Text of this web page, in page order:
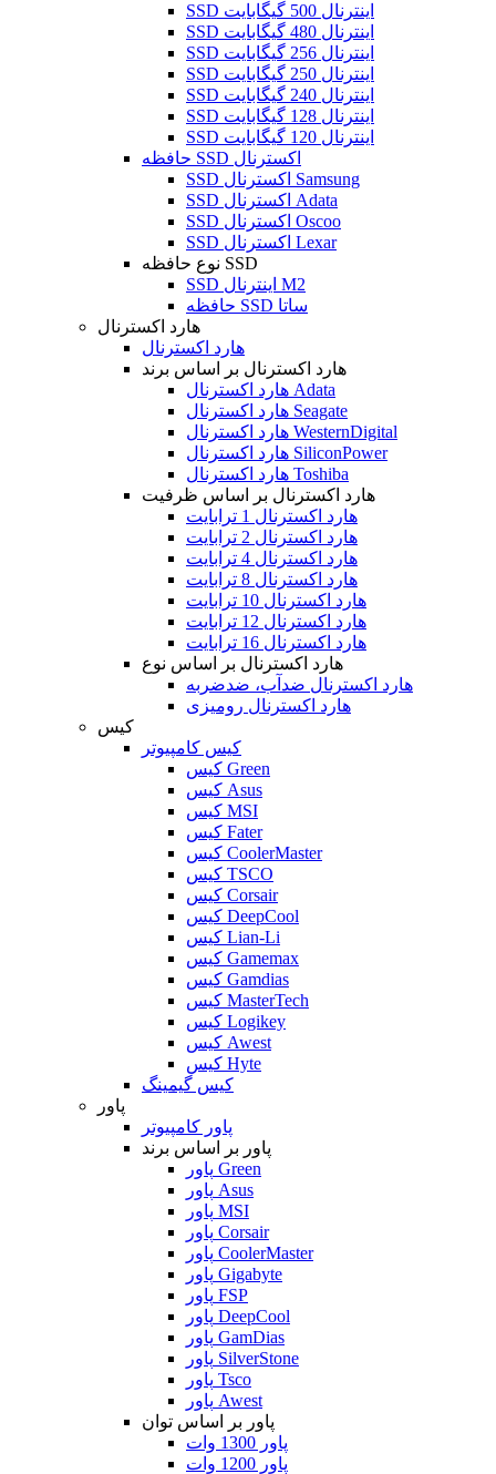
SSD اینترنال 500 گیگابایت
SSD اینترنال 480 گیگابایت
SSD اینترنال 256 گیگابایت
SSD اینترنال 250 گیگابایت
SSD اینترنال 240 گیگابایت
SSD اینترنال 128 گیگابایت
SSD اینترنال 120 گیگابایت
حافظه SSD اکسترنال
SSD اکسترنال Samsung
SSD اکسترنال Adata
SSD اکسترنال Oscoo
SSD اکسترنال Lexar
نوع حافظه SSD
SSD اینترنال M2
حافظه SSD ساتا
هارد اکسترنال
هارد اکسترنال
هارد اکسترنال بر اساس برند
هارد اکسترنال Adata
هارد اکسترنال Seagate
هارد اکسترنال WesternDigital
هارد اکسترنال SiliconPower
هارد اکسترنال Toshiba
هارد اکسترنال بر اساس ظرفیت
هارد اکسترنال 1 ترابایت
هارد اکسترنال 2 ترابایت
هارد اکسترنال 4 ترابایت
هارد اکسترنال 8 ترابایت
هارد اکسترنال 10 ترابایت
هارد اکسترنال 12 ترابایت
هارد اکسترنال 16 ترابایت
هارد اکسترنال بر اساس نوع
هارد اکسترنال ضدآب، ضدضربه
هارد اکسترنال رومیزی
کیس
کیس کامپیوتر
کیس Green
کیس Asus
کیس MSI
کیس Fater
کیس CoolerMaster
کیس TSCO
کیس Corsair
کیس DeepCool
کیس Lian-Li
کیس Gamemax
کیس Gamdias
کیس MasterTech
کیس Logikey
کیس Awest
کیس Hyte
کیس گیمینگ
پاور
پاور کامپیوتر
پاور بر اساس برند
پاور Green
پاور Asus
پاور MSI
پاور Corsair
پاور CoolerMaster
پاور Gigabyte
پاور FSP
پاور DeepCool
پاور GamDias
پاور SilverStone
پاور Tsco
پاور Awest
پاور بر اساس توان
پاور 1300 وات
پاور 1200 وات